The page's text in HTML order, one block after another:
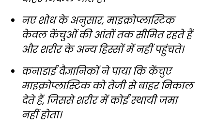
नए शोध के अनुसार, माइक्रोप्लास्टिक
केवल केंचुओं की आंतों तक सीमित रहते हैं
और शरीर के अन्य हिस्सों में नहीं पहुंचते।
कनाडाई वैज्ञानिकों ने पाया कि केंचुए
माइक्रोप्लास्टिक को तेजी से बाहर निकाल
देते हैं, जिससे शरीर में कोई स्थायी जमा
नहीं होता।